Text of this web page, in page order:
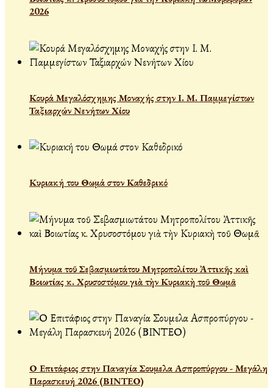
2026
Κουρά Μεγαλόσχημης Μοναχής στην Ι. Μ. Παμμεγίστων
Ταξιαρχών Νενήτων Χίου
Κυριακή του Θωμά στον Καθεδρικό
Μήνυμα τοῦ Σεβασμιωτάτου Μητροπολίτου Ἀττικῆς καὶ
Βοιωτίας κ. Χρυσοστόμου γιὰ τὴν Κυριακὴ τοῦ Θωμᾶ
Ο Επιτάφιος στην Παναγία Σουμελα Ασπροπύργου - Μεγάλη
Παρασκευή 2026 (ΒΙΝΤΕΟ)